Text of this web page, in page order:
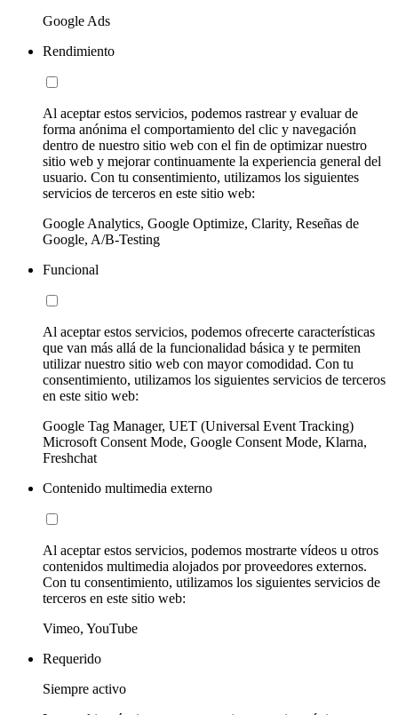
Google Ads
Rendimiento
Al aceptar estos servicios, podemos rastrear y evaluar de
forma anónima el comportamiento del clic y navegación
dentro de nuestro sitio web con el fin de optimizar nuestro
sitio web y mejorar continuamente la experiencia general del
usuario. Con tu consentimiento, utilizamos los siguientes
servicios de terceros en este sitio web:
Google Analytics, Google Optimize, Clarity, Reseñas de
Google, A/B-Testing
Funcional
Al aceptar estos servicios, podemos ofrecerte características
que van más allá de la funcionalidad básica y te permiten
utilizar nuestro sitio web con mayor comodidad. Con tu
consentimiento, utilizamos los siguientes servicios de terceros
en este sitio web:
Google Tag Manager, UET (Universal Event Tracking)
Microsoft Consent Mode, Google Consent Mode, Klarna,
Freshchat
Contenido multimedia externo
Al aceptar estos servicios, podemos mostrarte vídeos u otros
contenidos multimedia alojados por proveedores externos.
Con tu consentimiento, utilizamos los siguientes servicios de
terceros en este sitio web:
Vimeo, YouTube
Requerido
Siempre activo